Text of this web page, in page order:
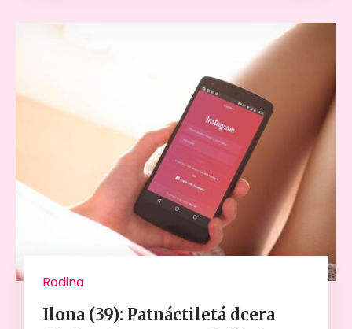
Rodina
Ilona (39): Patnáctiletá dcera